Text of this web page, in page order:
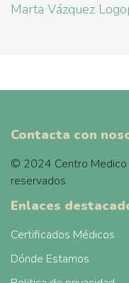
Marta Vázquez
Contacta con
© 2024 Centro Medico
reservados
Enlaces
Certificados Médicos
Dónde Estamos